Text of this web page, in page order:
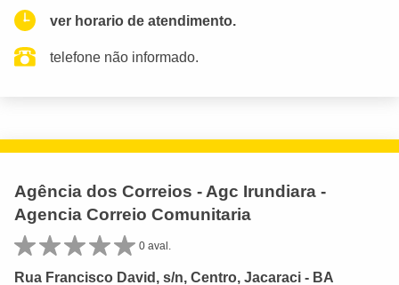
ver horario de atendimento.
telefone não informado.
Agência dos Correios - Agc Irundiara -
Agencia Correio Comunitaria
0 aval.
Rua Francisco David, s/n, Centro, Jacaraci - BA